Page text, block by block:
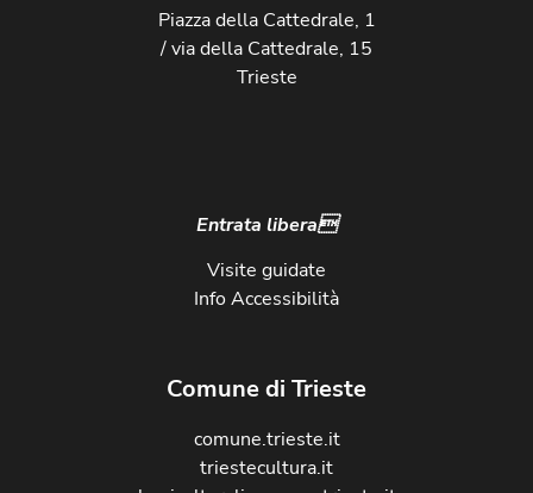
Piazza della Cattedrale, 1
/ via della Cattedrale, 15
Trieste
Entrata libera
Visite guidate
Info Accessibilità
Comune di Trieste
comune.trieste.it
triestecultura.it